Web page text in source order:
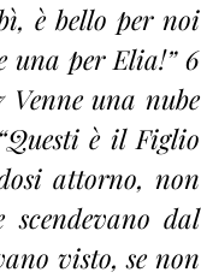
è bello per noi
una per Elia!” 6
una nube
è il Figlio
attorno, non
dal
visto, se non